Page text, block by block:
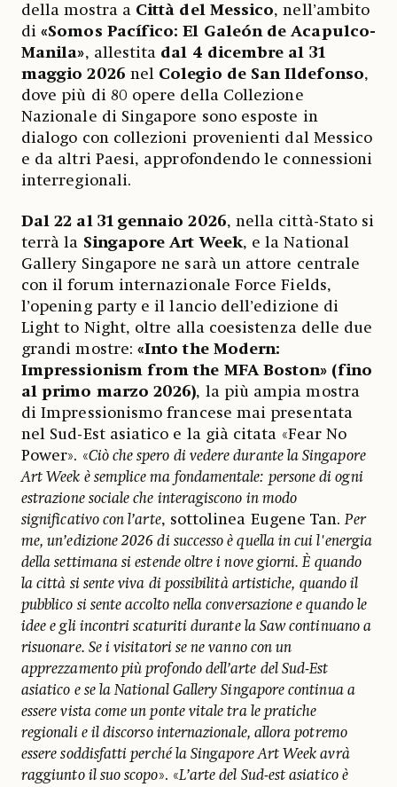
della mostra a Città del Messico, nell’ambito
di«Somos Pacífico: El Galeón de Acapulco-
Manila», allestita dal 4 dicembre al 31
maggio 2026 nel Colegio de San Ildefonso,
dove più di 80 opere della Collezione
Nazionale di Singapore sono esposte in
dialogo con collezioni provenienti dal Messico
e da altri Paesi, approfondendo le connessioni
interregionali.
Dal 22 al 31 gennaio 2026, nella città-Stato si
terrà la Singapore Art Week, e la National
Gallery Singapore ne sarà un attore centrale
con il forum internazionale Force Fields,
l’opening party e il lancio dell’edizione di
Light to Night, oltre alla coesistenza delle due
grandi mostre:«Into the Modern:
Impressionism from the MFA Boston» (fino
al primo marzo 2026), la più ampia mostra
di Impressionismo francese mai presentata
nel Sud-Est asiatico e la già citata «Fear No
Power». «Ciò che spero di vedere durante la Singapore
Art Week è semplice ma fondamentale: persone di ogni
estrazione sociale che interagiscono in modo
significativo con l’arte, sottolinea Eugene Tan.Per
me, un’edizione 2026 di successo è quella in cui l'energia
della settimana si estende oltre i nove giorni. È quando
la città si sente viva di possibilità artistiche, quando il
pubblico si sente accolto nella conversazione e quando le
idee e gli incontri scaturiti durante la Saw continuano a
risuonare. Se i visitatori se ne vanno con un
apprezzamento più profondo dell’arte del Sud-Est
asiatico e se la National Gallery Singapore continua a
essere vista come un ponte vitale tra le pratiche
regionali e il discorso internazionale, allora potremo
essere soddisfatti perché la Singapore Art Week avrà
raggiunto il suo scopo». «L’arte del Sud-est asiatico è